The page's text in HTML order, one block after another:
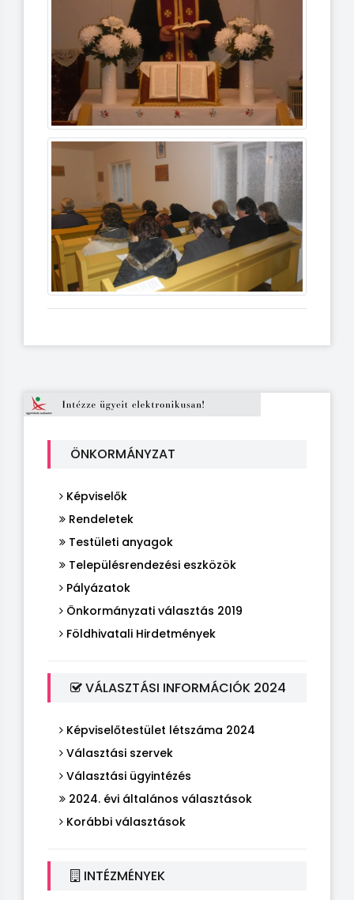
ÖNKORMÁNYZAT
Képviselők
Rendeletek
Testületi anyagok
Településrendezési eszközök
Pályázatok
Önkormányzati választás 2019
Földhivatali Hirdetmények
VÁLASZTÁSI INFORMÁCIÓK 2024
Képviselőtestület létszáma 2024
Választási szervek
Választási ügyintézés
2024. évi általános választások
Korábbi választások
INTÉZMÉNYEK